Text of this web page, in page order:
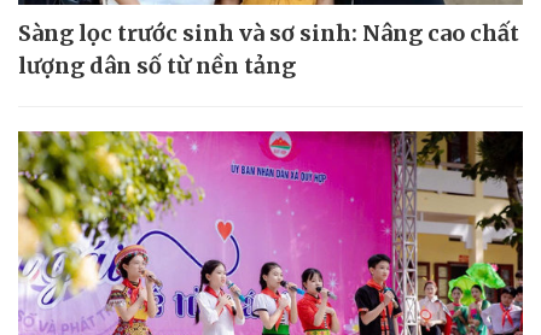
Sàng lọc trước sinh và sơ sinh: Nâng cao chất
lượng dân số từ nền tảng